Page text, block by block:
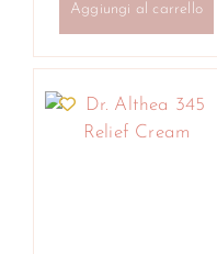
Aggiungi al carrello